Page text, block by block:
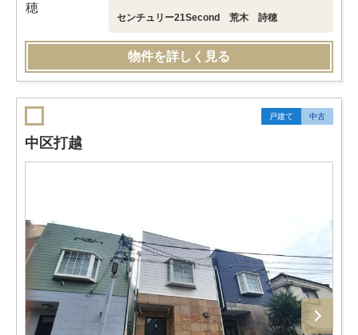
センチュリー21Second 荒木 詩穂
物件を詳しく見る
戸建て 中古
中区打越